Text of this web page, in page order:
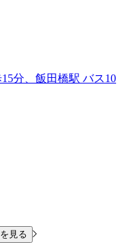
分、飯田橋駅 バス10
見る